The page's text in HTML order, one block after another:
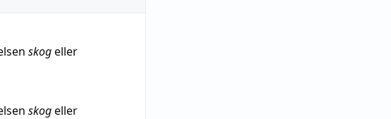
skogeller
skogeller